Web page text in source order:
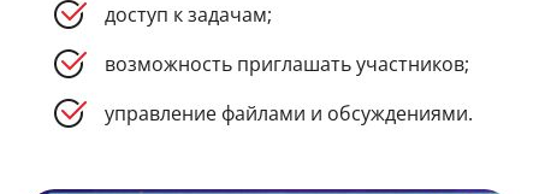
доступ к задачам;
возможность приглашать участников;
управление файлами и обсуждениями.